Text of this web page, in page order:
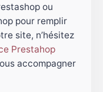
ou
pour remplir
site, n’hésitez
Prestahop
accompagner